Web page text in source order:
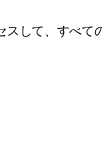
して、すべ